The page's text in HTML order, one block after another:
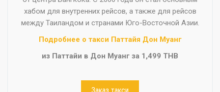
хабом для внутренних рейсов, а также для рейсов
между Таиландом и странами Юго-Восточной Азии.
Подробнее о такси Паттайя Дон Муанг
из Паттайи в Дон Муанг за 1,499 THB
Заказ такси